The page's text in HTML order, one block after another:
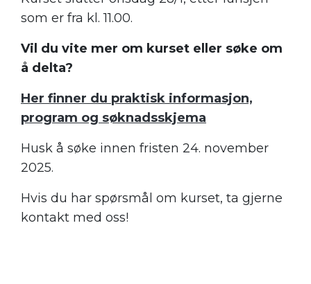
som er fra kl. 11.00.
Vil du vite mer om kurset eller søke om
å delta?
Her finner du praktisk informasjon,
program og søknadsskjema
Husk å søke innen fristen 24. november
2025.
Hvis du har spørsmål om kurset, ta gjerne
kontakt med oss!